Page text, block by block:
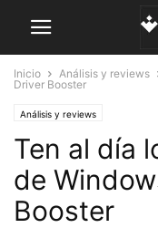
Inicio Análisis y reviews
Driver Booster
Análisis y reviews
Ten al día
de
Booster